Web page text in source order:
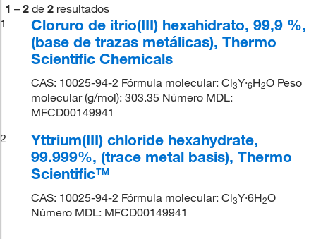
1 – 2 de 2 resultados
1
Cloruro de itrio(III) hexahidrato, 99,9 %,
(base de trazas metálicas), Thermo
Scientific Chemicals
CAS: 10025-94-2 Fórmula molecular: Cl3Y·6H2O Peso
molecular (g/mol): 303.35 Número MDL:
MFCD00149941
2
Yttrium(III) chloride hexahydrate,
99.999%, (trace metal basis), Thermo
Scientific™
CAS: 10025-94-2 Fórmula molecular: Cl3Y·6H2O
Número MDL: MFCD00149941